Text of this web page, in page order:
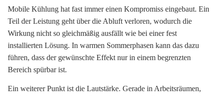
Mobile Kühlung hat fast immer einen Kompromiss eingebaut. Ein
Teil der Leistung geht über die Abluft verloren, wodurch die
Wirkung nicht so gleichmäßig ausfällt wie bei einer fest
installierten Lösung. In warmen Sommerphasen kann das dazu
führen, dass der gewünschte Effekt nur in einem begrenzten
Bereich spürbar ist.
Ein weiterer Punkt ist die Lautstärke. Gerade in Arbeitsräumen,